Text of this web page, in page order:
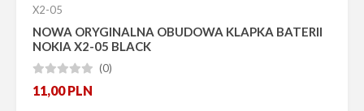
X2-05
NOWA ORYGINALNA OBUDOWA KLAPKA BATERII
NOKIA X2-05 BLACK
 (0)
11,00PLN